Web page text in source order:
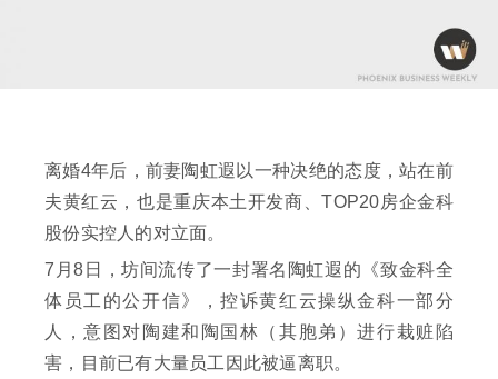
离婚4年后，前妻陶虹遐以一种决绝的态度，站在前
夫黄红云，也是重庆本土开发商、TOP20房企金科
股份实控人的对立面。
7月8日，坊间流传了一封署名陶虹遐的《致金科全
体员工的公开信》，控诉黄红云操纵金科一部分
人，意图对陶建和陶国林（其胞弟）进行栽赃陷
害，目前已有大量员工因此被逼离职。